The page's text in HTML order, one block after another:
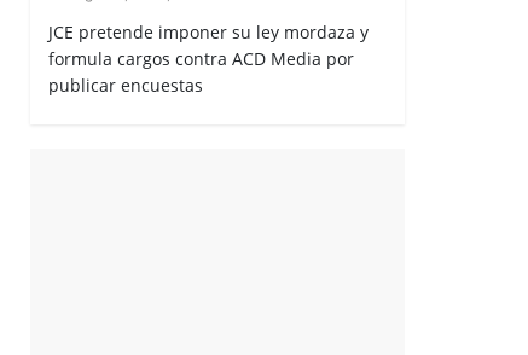
JCE pretende imponer su ley mordaza y
formula cargos contra ACD Media por
publicar encuestas